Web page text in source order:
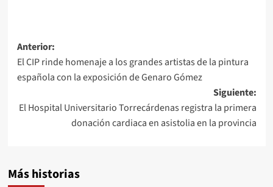
Navegación
de
entradas
Anterior:
El CIP rinde homenaje a los grandes artistas de la pintura
española con la exposición de Genaro Gómez
Siguiente:
El Hospital Universitario Torrecárdenas registra la primera
donación cardiaca en asistolia en la provincia
Más historias